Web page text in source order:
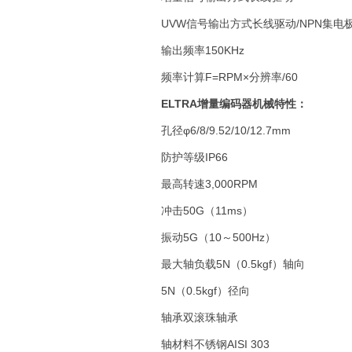
UVW信号输出方式长线驱动/NPN集电
输出频率150KHz
频率计算F=RPM×分辨率/60
ELTRA增量编码器机械特性：
孔径φ6/8/9.52/10/12.7mm
防护等级IP66
最高转速3,000RPM
冲击50G（11ms）
振动5G（10～500Hz）
最大轴负载5N（0.5kgf）轴向
5N（0.5kgf）径向
轴承双滚珠轴承
轴材料不锈钢AISI 303